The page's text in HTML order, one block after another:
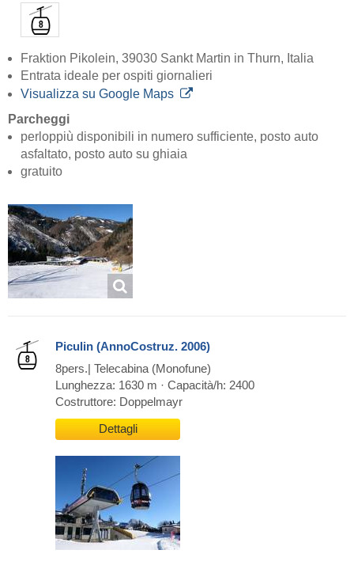
Fraktion Pikolein, 39030 Sankt Martin in Thurn, Italia
Entrata ideale per ospiti giornalieri
Visualizza su Google Maps
Parcheggi
perloppiù disponibili in numero sufficiente, posto auto
asfaltato, posto auto su ghiaia
gratuito
Piculin (AnnoCostruz. 2006)
8pers.| Telecabina (Monofune)
Lunghezza: 1630 m · Capacità/h: 2400
Costruttore: Doppelmayr
Dettagli